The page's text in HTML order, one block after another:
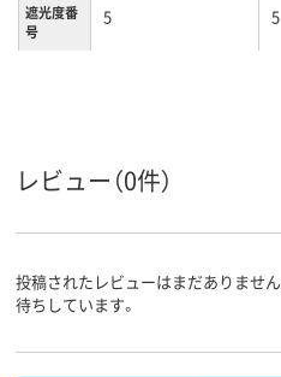
遮光度番
号
5 5
レビュー（0件）
投稿されたレビューはまだありませ
待ちしています。